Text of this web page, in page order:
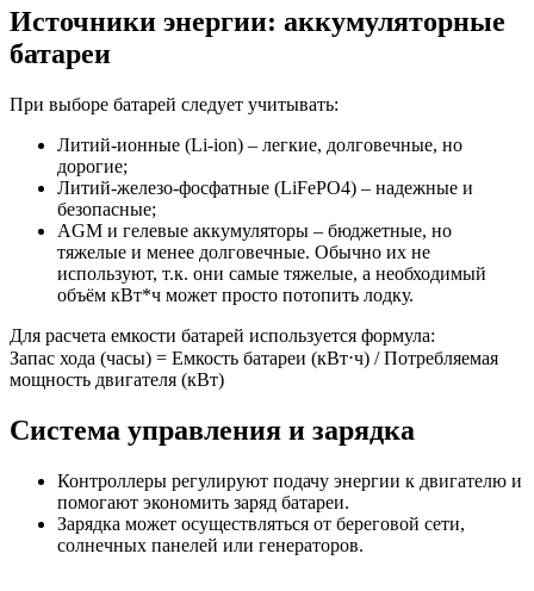
Источники энергии: аккумуляторные
батареи
При выборе батарей следует учитывать:
Литий-ионные (Li-ion) – легкие, долговечные, но
дорогие;
Литий-железо-фосфатные (LiFePO4) – надежные и
безопасные;
AGM и гелевые аккумуляторы – бюджетные, но
тяжелые и менее долговечные. Обычно их не
используют, т.к. они самые тяжелые, а необходимый
объём кВт*ч может просто потопить лодку.
Для расчета емкости батарей используется формула:
Запас хода (часы) = Емкость батареи (кВт⋅ч) / Потребляемая
мощность двигателя (кВт)
Система управления и зарядка
Контроллеры регулируют подачу энергии к двигателю и
помогают экономить заряд батареи.
Зарядка может осуществляться от береговой сети,
солнечных панелей или генераторов.